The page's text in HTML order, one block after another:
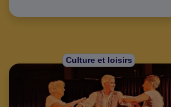
Culture et loisirs